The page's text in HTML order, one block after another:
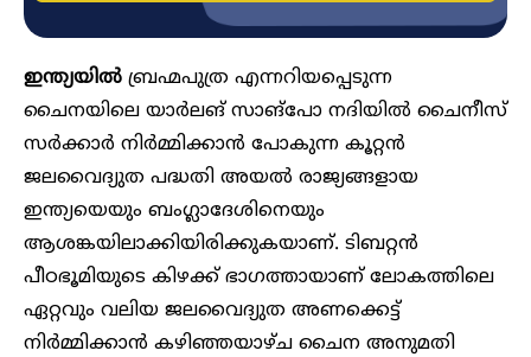
ഇന്ത്യയില്‍ ബ്രഹ്മപുത്ര എന്നറിയപ്പെടുന്ന
ചൈനയിലെ യാര്‍ലങ് സാങ്‌പോ നദിയിൽ ചൈനീസ്
സർക്കാർ നിർമ്മിക്കാൻ പോകുന്ന കൂറ്റൻ
ജലവൈദ്യുത പദ്ധതി അയൽ രാജ്യങ്ങളായ
ഇന്ത്യയെയും ബംഗ്ലാദേശിനെയും
ആശങ്കയിലാക്കിയിരിക്കുകയാണ്. ടിബറ്റൻ
പീഠഭൂമിയുടെ കിഴക്ക് ഭാഗത്തായാണ് ലോകത്തിലെ
ഏറ്റവും വലിയ ജലവൈദ്യുത അണക്കെട്ട്
നിർമ്മിക്കാൻ കഴിഞ്ഞയാഴ്‌ച ചൈന അനുമതി